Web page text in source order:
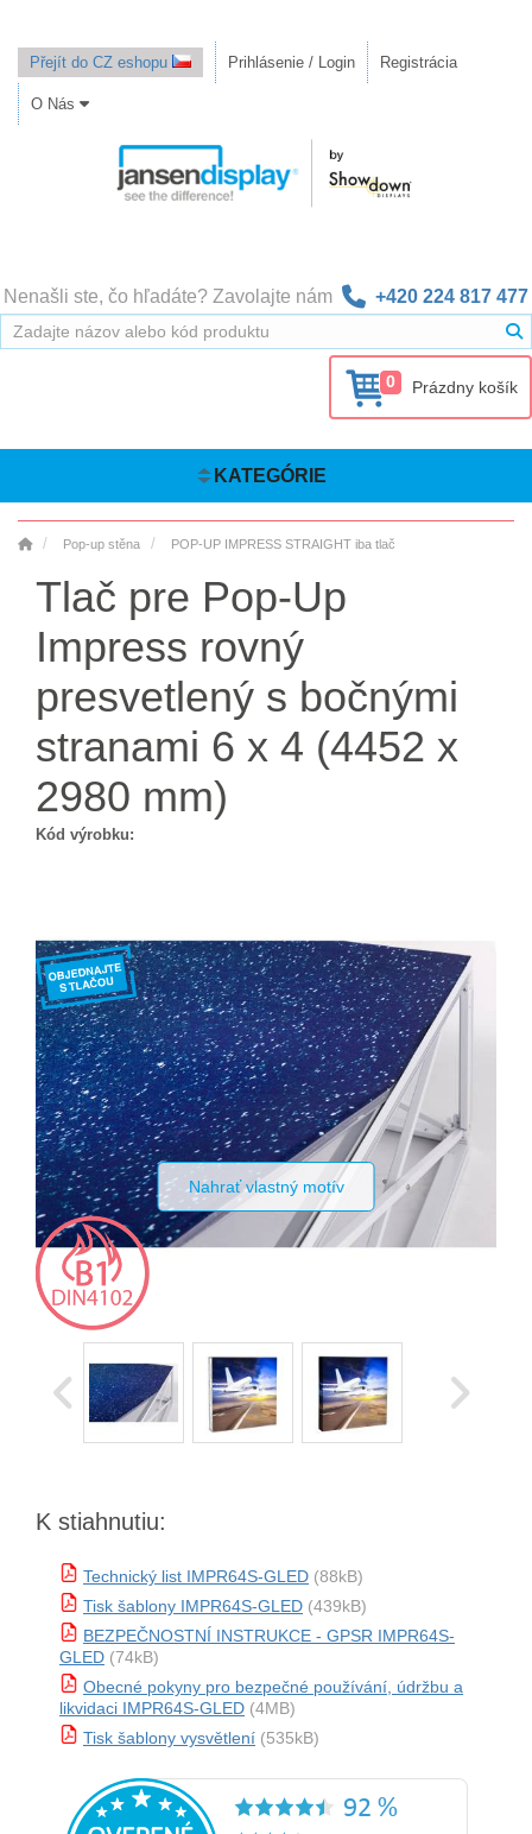
Přejít do CZ eshopu Prihlásenie / Login Registrácia
O Nás
Nenašli ste, čo hľadáte? Zavolajte nám +420 224 817 477
0 Prázdny košík
KATEGÓRIE
Pop-up stěna POP-UP IMPRESS STRAIGHT iba tlač
Tlač pre Pop-Up
Impress rovný
presvetlený s bočnými
stranami 6 x 4 (4452 x
2980 mm)
Kód výrobku:
Nahrať vlastný motív
K stiahnutiu:
Technický list IMPR64S-GLED (88kB)
Tisk šablony IMPR64S-GLED (439kB)
BEZPEČNOSTNÍ INSTRUKCE - GPSR IMPR64S-
GLED (74kB)
Obecné pokyny pro bezpečné používání, údržbu a
likvidaci IMPR64S-GLED (4MB)
Tisk šablony vysvětlení (535kB)